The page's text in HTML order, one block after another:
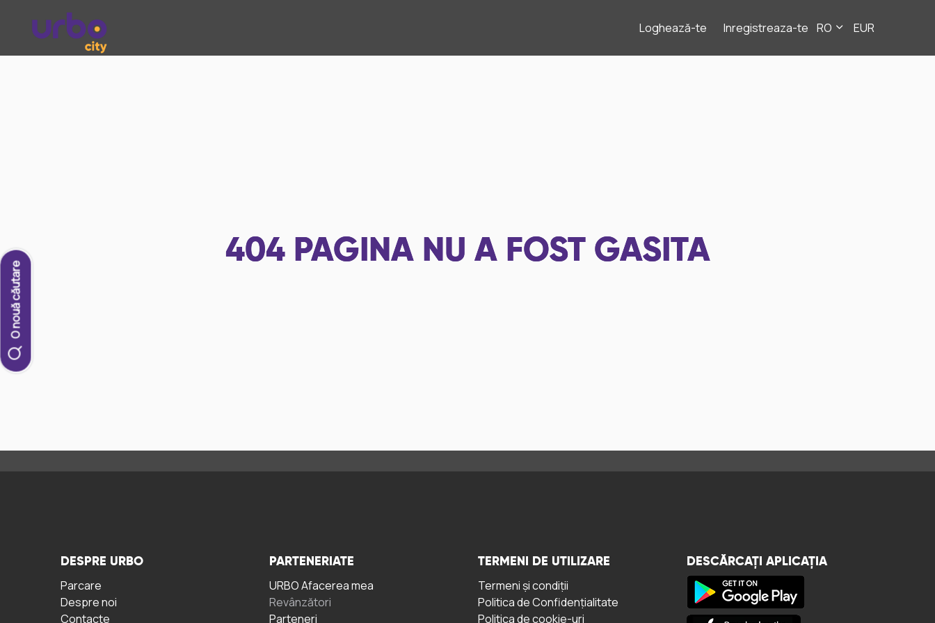
Loghează-te Inregistreaza-te RO EUR
O nouă căutare
404 PAGINA NU A FOST GASITA
DESPRE URBO
Parcare
Despre noi
Contacte
PARTENERIATE
URBO Afacerea mea
Revânzători
Parteneri
TERMENI DE UTILIZARE
Termeni și condiții
Politica de Confidențialitate
Politica de cookie-uri
DESCĂRCAȚI APLICAȚIA